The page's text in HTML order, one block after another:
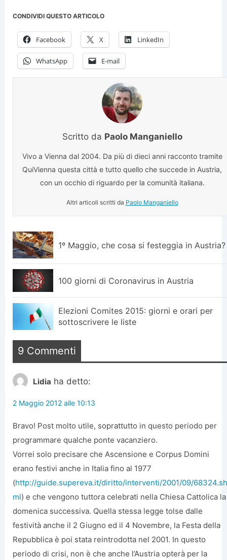
CONDIVIDI QUESTO ARTICOLO
Facebook X LinkedIn
WhatsApp E-mail
Scritto da Paolo Manganiello
Vivo a Vienna dal 2004. Da più di dieci anni racconto tramite
QuiVienna questa città e tutto quello che succede in Austria,
con un occhio di riguardo per la comunità italiana.
Altri articoli scritti da Paolo Manganiello
1º Maggio, che cosa si festeggia in Austria?
100 giorni di Coronavirus in Austria
Elezioni Comites 2015: giorni e orari per
sottoscrivere le liste
9 Commenti
Lidia ha detto:
2 Maggio 2012 alle 10:13
Bravo! Post molto utile, soprattutto in questo periodo per
programmare qualche ponte vacanziero.
Vorrei solo precisare che Ascensione e Corpus Domini
erano festivi anche in Italia fino al 1977
(http://guide.supereva.it/diritto/interventi/2001/09/
ml) e che vengono tuttora celebrati nella Chiesa Cattolica la
domenica successiva. Quella stessa legge tolse dalle
festività anche il 2 Giugno ed il 4 Novembre, la Festa della
Repubblica è poi stata reintrodotta nel 2001. In questo
periodo di crisi, non è che anche l’Austria opterà per la